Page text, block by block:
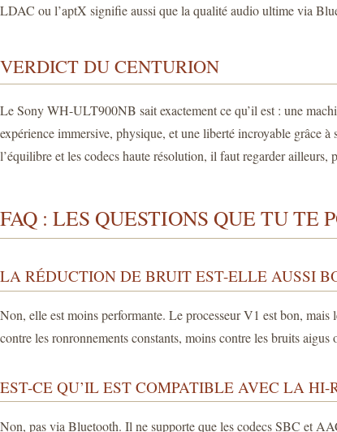
LDAC ou l’aptX signifie aussi que la qualité audio ultime via
VERDICT DU CENTURION
Le Sony WH-ULT900NB sait exactement ce qu’il est : une
expérience immersive, physique, et une liberté incroyable grâce
l’équilibre et les codecs haute résolution, il faut regarder ailleurs,
FAQ : LES QUESTIONS QUE TU TE
LA RÉDUCTION DE BRUIT EST-ELLE AUSSI
Non, elle est moins performante. Le processeur V1 est bon,
contre les ronronnements constants, moins contre les bruits aigus
EST-CE QU’IL EST COMPATIBLE AVEC LA
Non, pas via Bluetooth. Il ne supporte que les codecs SBC et